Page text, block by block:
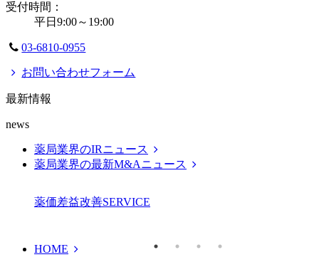
受付時間：
平日9:00～19:00
03-6810-0955
お問い合わせフォーム
最新情報
news
薬局業界のIRニュース
薬局業界の最新M&Aニュース
薬価差益改善SERVICE
HOME